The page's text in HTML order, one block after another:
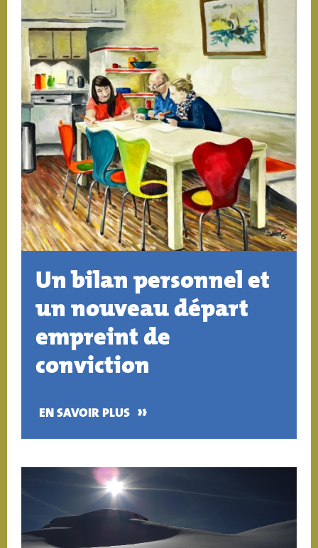
Un bilan personnel et
un nouveau départ
empreint de
conviction
EN SAVOIR PLUS »